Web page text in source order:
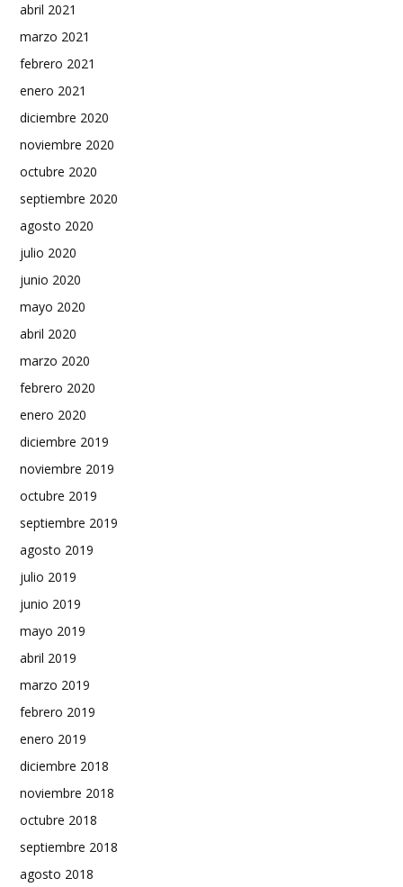
abril 2021
marzo 2021
febrero 2021
enero 2021
diciembre 2020
noviembre 2020
octubre 2020
septiembre 2020
agosto 2020
julio 2020
junio 2020
mayo 2020
abril 2020
marzo 2020
febrero 2020
enero 2020
diciembre 2019
noviembre 2019
octubre 2019
septiembre 2019
agosto 2019
julio 2019
junio 2019
mayo 2019
abril 2019
marzo 2019
febrero 2019
enero 2019
diciembre 2018
noviembre 2018
octubre 2018
septiembre 2018
agosto 2018